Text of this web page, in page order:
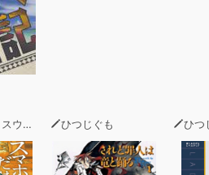
菜
吾
ーパーシャークエンターテイメン
イデアフラッド合同会社
フト ひつじぐも ひつ